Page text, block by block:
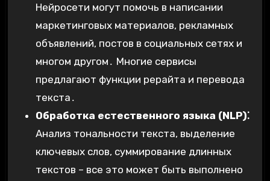
Нейросети могут помочь в написании
маркетинговых материалов, рекламных
объявлений, постов в социальных сетях и
многом другом․ Многие сервисы
предлагают функции рерайта и перевода
текста․
Обработка естественного языка (NLP)⁚
Анализ тональности текста, выделение
ключевых слов, суммирование длинных
текстов – все это может быть выполнено